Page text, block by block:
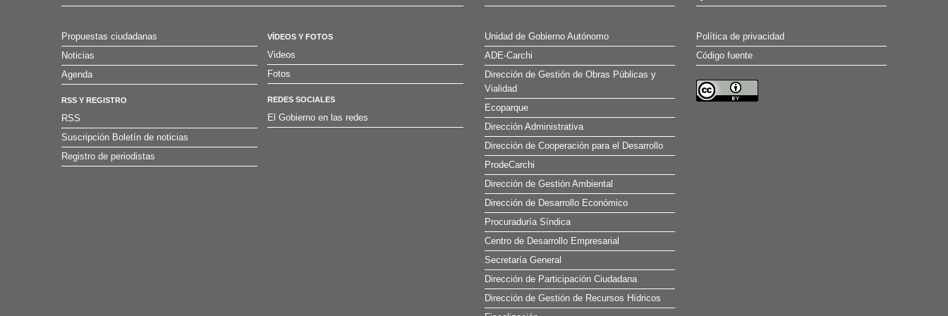
Propuestas ciudadanas
Noticias
Agenda
RSS Y REGISTRO
RSS
Suscripción Boletín de noticias
Registro de periodistas
VÍDEOS Y FOTOS
Videos
Fotos
REDES SOCIALES
El Gobierno en las redes
Unidad de Gobierno Autónomo
ADE-Carchi
Dirección de Gestión de Obras Públicas y
Vialidad
Ecoparque
Dirección Administrativa
Dirección de Cooperación para el Desarrollo
ProdeCarchi
Dirección de Gestión Ambiental
Dirección de Desarrollo Económico
Procuraduría Síndica
Centro de Desarrollo Empresarial
Secretaría General
Dirección de Participación Ciudadana
Dirección de Gestión de Recursos Hídricos
Política de privacidad
Código fuente